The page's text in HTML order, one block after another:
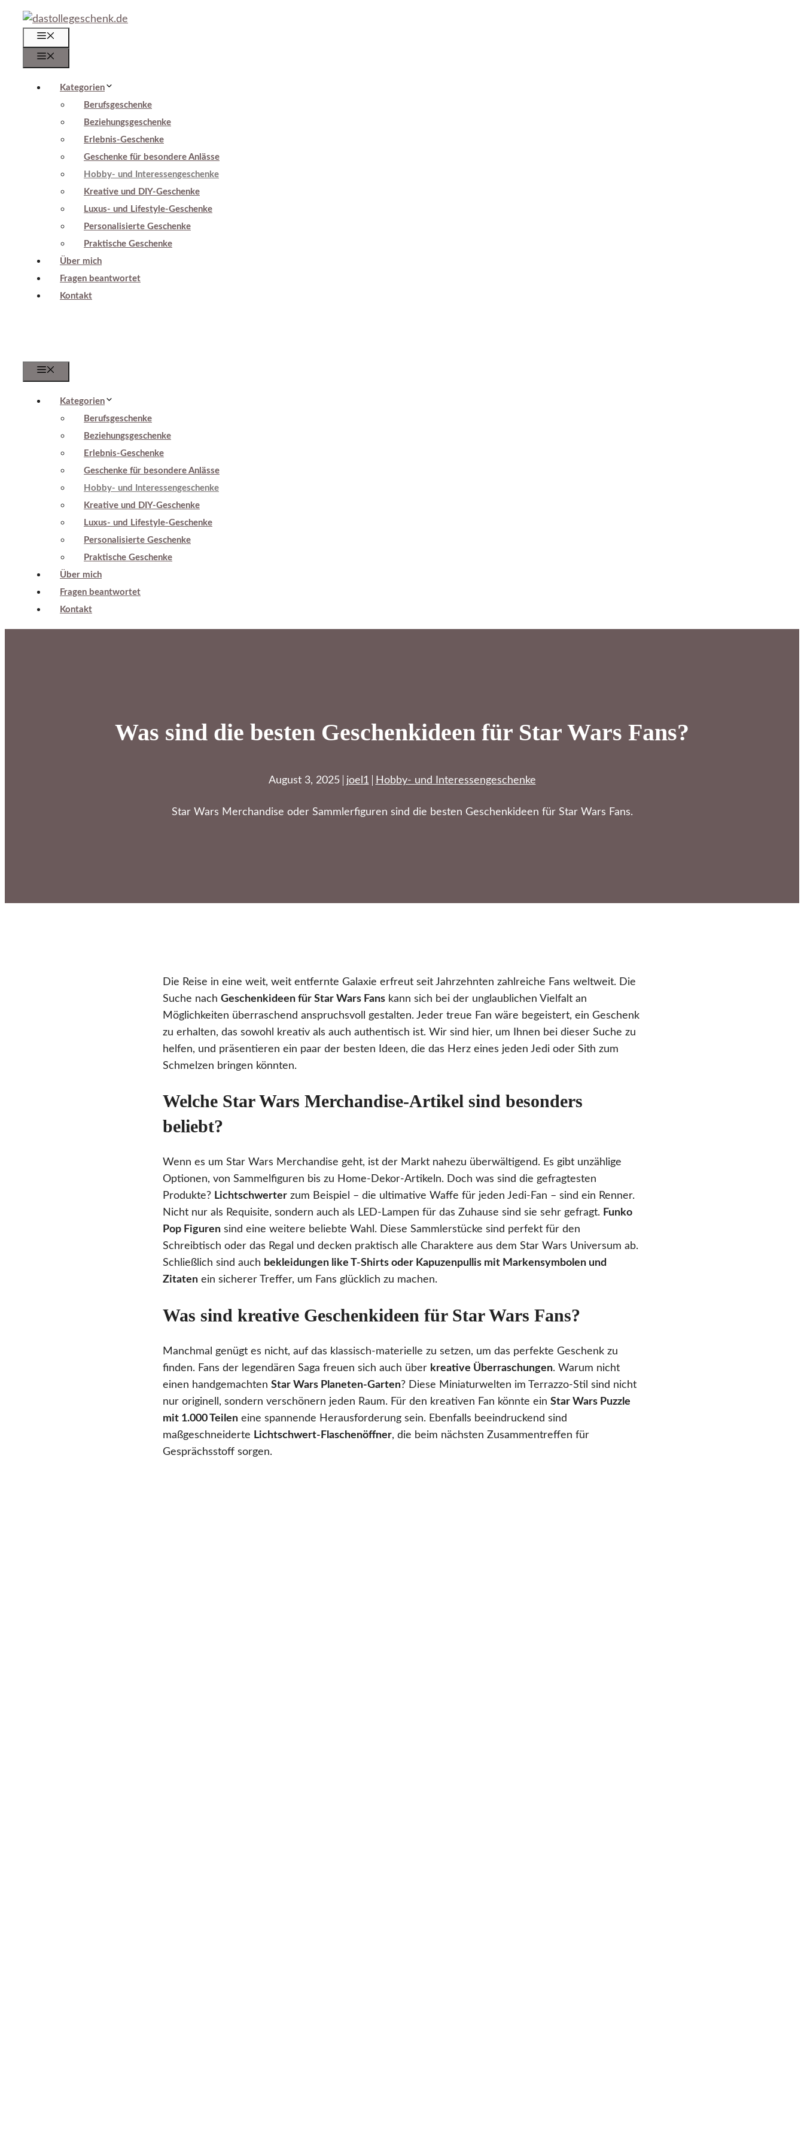
Zum
Inhalt
springen
Kategorien
Berufsgeschenke
Beziehungsgeschenke
Erlebnis-Geschenke
Geschenke für besondere Anlässe
Hobby- und Interessengeschenke
Kreative und DIY-Geschenke
Luxus- und Lifestyle-Geschenke
Personalisierte Geschenke
Praktische Geschenke
Über mich
Fragen beantwortet
Kontakt
Kategorien
Berufsgeschenke
Beziehungsgeschenke
Erlebnis-Geschenke
Geschenke für besondere Anlässe
Hobby- und Interessengeschenke
Kreative und DIY-Geschenke
Luxus- und Lifestyle-Geschenke
Personalisierte Geschenke
Praktische Geschenke
Über mich
Fragen beantwortet
Kontakt
Was sind die besten Geschenkideen für Star Wars Fans?
August 3, 2025 joel1 Hobby- und Interessengeschenke
Star Wars Merchandise oder Sammlerfiguren sind die besten Geschenkideen für Star Wars Fans.
Die Reise in eine weit, weit entfernte Galaxie erfreut seit Jahrzehnten zahlreiche Fans weltweit. Die
Suche nach Geschenkideen für Star Wars Fans kann sich bei der unglaublichen Vielfalt an
Möglichkeiten überraschend anspruchsvoll gestalten. Jeder treue Fan wäre begeistert, ein Geschenk
zu erhalten, das sowohl kreativ als auch authentisch ist. Wir sind hier, um Ihnen bei dieser Suche zu
helfen, und präsentieren ein paar der besten Ideen, die das Herz eines jeden Jedi oder Sith zum
Schmelzen bringen könnten.
Welche Star Wars Merchandise-Artikel sind besonders
beliebt?
Wenn es um Star Wars Merchandise geht, ist der Markt nahezu überwältigend. Es gibt unzählige
Optionen, von Sammelfiguren bis zu Home-Dekor-Artikeln. Doch was sind die gefragtesten
Produkte? Lichtschwerter zum Beispiel – die ultimative Waffe für jeden Jedi-Fan – sind ein Renner.
Nicht nur als Requisite, sondern auch als LED-Lampen für das Zuhause sind sie sehr gefragt. Funko
Pop Figuren sind eine weitere beliebte Wahl. Diese Sammlerstücke sind perfekt für den
Schreibtisch oder das Regal und decken praktisch alle Charaktere aus dem Star Wars Universum ab.
Schließlich sind auch bekleidungen like T-Shirts oder Kapuzenpullis mit Markensymbolen und
Zitaten ein sicherer Treffer, um Fans glücklich zu machen.
Was sind kreative Geschenkideen für Star Wars Fans?
Manchmal genügt es nicht, auf das klassisch-materielle zu setzen, um das perfekte Geschenk zu
finden. Fans der legendären Saga freuen sich auch über kreative Überraschungen. Warum nicht
einen handgemachten Star Wars Planeten-Garten? Diese Miniaturwelten im Terrazzo-Stil sind nicht
nur originell, sondern verschönern jeden Raum. Für den kreativen Fan könnte ein Star Wars Puzzle
mit 1.000 Teilen eine spannende Herausforderung sein. Ebenfalls beeindruckend sind
maßgeschneiderte Lichtschwert-Flaschenöffner, die beim nächsten Zusammentreffen für
Gesprächsstoff sorgen.